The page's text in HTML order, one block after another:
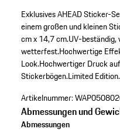
Exklusives AHEAD Sticker-
einem großen und kleinen
cm x 14,7 cm.UV-beständig,
wetterfest.Hochwertige
Look.Hochwertiger Druck
Stickerbögen.Limited Edition.
Artikelnummer:
Abmessungen und
Abmessungen